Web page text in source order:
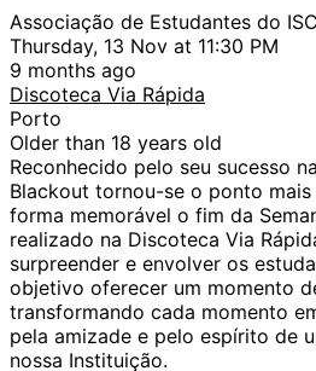
Associação de Estudantes do
Thursday, 13 Nov at 11:30 PM
9 months ago
Discoteca Via Rápida
Porto
Older than 18 years old
Reconhecido pelo seu sucesso
Blackout tornou-se o ponto
forma memorável o fim da
realizado na Discoteca Via
surpreender e envolver os
objetivo oferecer um momento
transformando cada momento
pela amizade e pelo espírito de
nossa Instituição.